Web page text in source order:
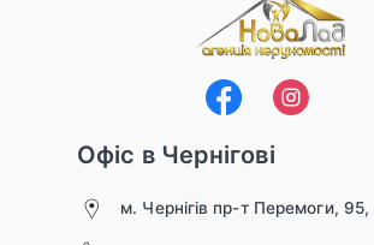
Офіс в Чернігові
м. Чернігів пр-т Перемоги,